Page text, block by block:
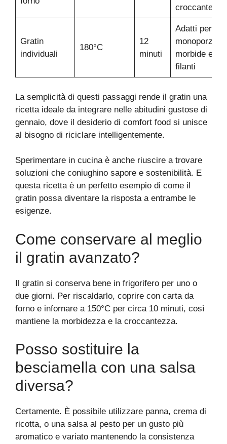
croccante
Gratin
individuali
180°C
12
minuti
Adatti per
monoporzioni
morbide e
filanti
La semplicità di questi passaggi rende il gratin una
ricetta ideale da integrare nelle abitudini gustose di
gennaio, dove il desiderio di comfort food si unisce
al bisogno di riciclare intelligentemente.
Sperimentare in cucina è anche riuscire a trovare
soluzioni che coniughino sapore e sostenibilità. E
questa ricetta è un perfetto esempio di come il
gratin possa diventare la risposta a entrambe le
esigenze.
Come conservare al meglio
il gratin avanzato?
Il gratin si conserva bene in frigorifero per uno o
due giorni. Per riscaldarlo, coprire con carta da
forno e infornare a 150°C per circa 10 minuti, così
mantiene la morbidezza e la croccantezza.
Posso sostituire la
besciamella con una salsa
diversa?
Certamente. È possibile utilizzare panna, crema di
ricotta, o una salsa al pesto per un gusto più
aromatico e variato mantenendo la consistenza